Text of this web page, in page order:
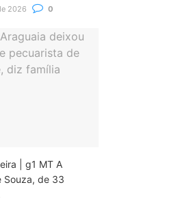
2026 0
| g1 MT A
Souza, de 33